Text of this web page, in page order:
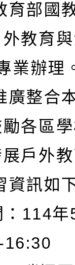
部國
教育
業辦理
整合
各區
戶外
訊如
114年
16:30